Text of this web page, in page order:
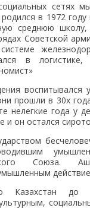
сетях
родился в 1972
среднюю
Советской
в
воспитывался
прошли в 30х
нелегкие года у
и он остался
Союза.
Казахстан до